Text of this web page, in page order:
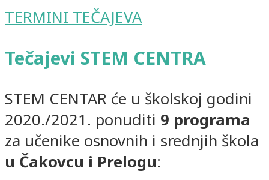
TERMINI TEČAJEVA
Tečajevi STEM CENTRA
STEM CENTAR će u školskoj godini
2020./2021. ponuditi 9 programa
za učenike osnovnih i srednjih škola
u Čakovcu i Prelogu: